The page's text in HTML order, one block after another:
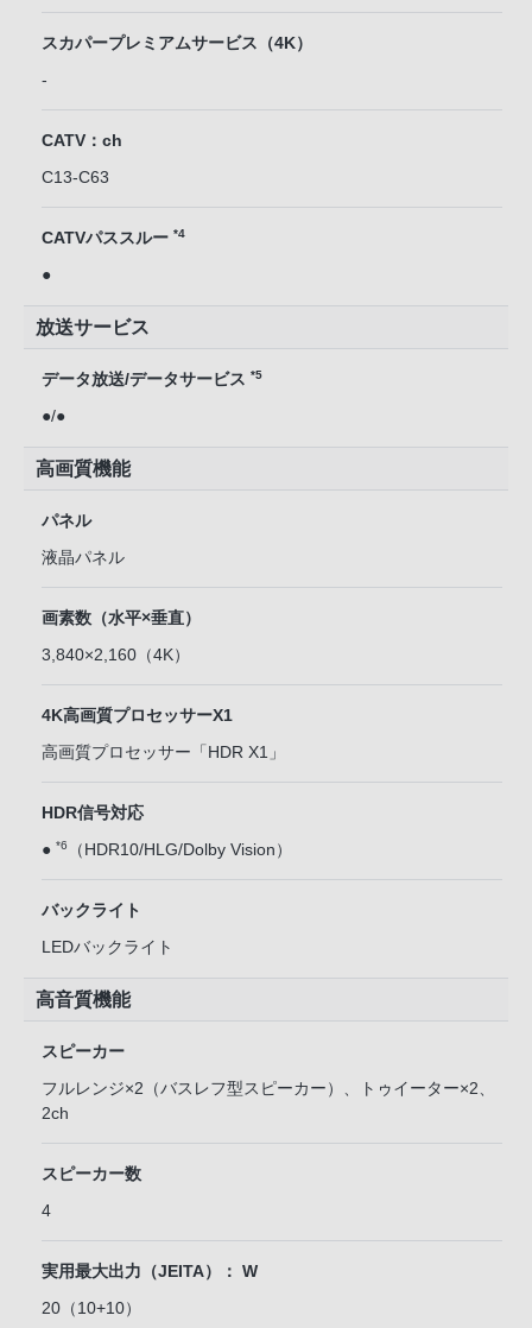
スカパープレミアムサービス（4K）
-
CATV：ch
C13-C63
CATVパススルー *4
●
放送サービス
データ放送/データサービス *5
●/●
高画質機能
パネル
液晶パネル
画素数（水平×垂直）
3,840×2,160（4K）
4K高画質プロセッサーX1
高画質プロセッサー「HDR X1」
HDR信号対応
● *6 （HDR10/HLG/Dolby Vision）
バックライト
LEDバックライト
高音質機能
スピーカー
フルレンジ×2（バスレフ型スピーカー）、トゥイーター×2、
2ch
スピーカー数
4
実用最大出力（JEITA）： W
20（10+10）